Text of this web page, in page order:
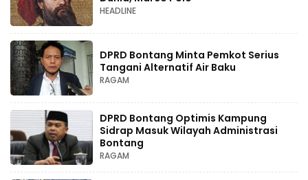
HEADLINE
DPRD Bontang Minta Pemkot Serius
Tangani Alternatif Air Baku
RAGAM
DPRD Bontang Optimis Kampung
Sidrap Masuk Wilayah Administrasi
Bontang
RAGAM